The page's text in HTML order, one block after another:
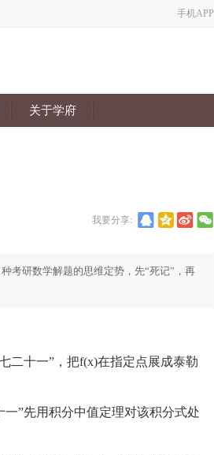
手机APP
关于学府
我要分享:
考研数学解题的思维定势，先“死记”，再
十一”，把f(x)在指定点展成泰勒
”先用积分中值定理对该积分式处